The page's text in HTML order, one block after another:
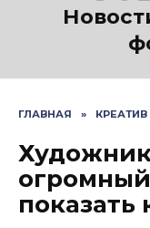
ГЛАВНАЯ » КРЕАТИВ
показать